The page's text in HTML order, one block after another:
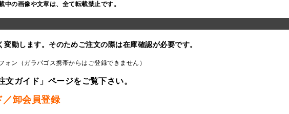
中の画像や文章は、全て転載禁止です。
動します。そのためご注文の際は在庫確認が必要です。
ン（ガラパゴス携帯からはご登録できません）
ガイド」ページをご覧下さい。
／卸会員登録